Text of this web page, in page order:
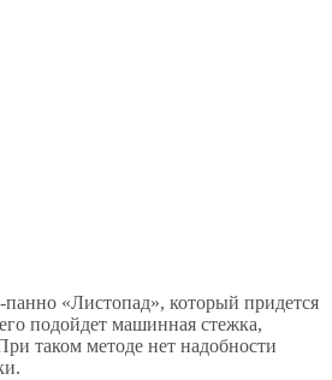
«Листопад», который придется
подойдет машинная стежка,
таком методе нет надобности